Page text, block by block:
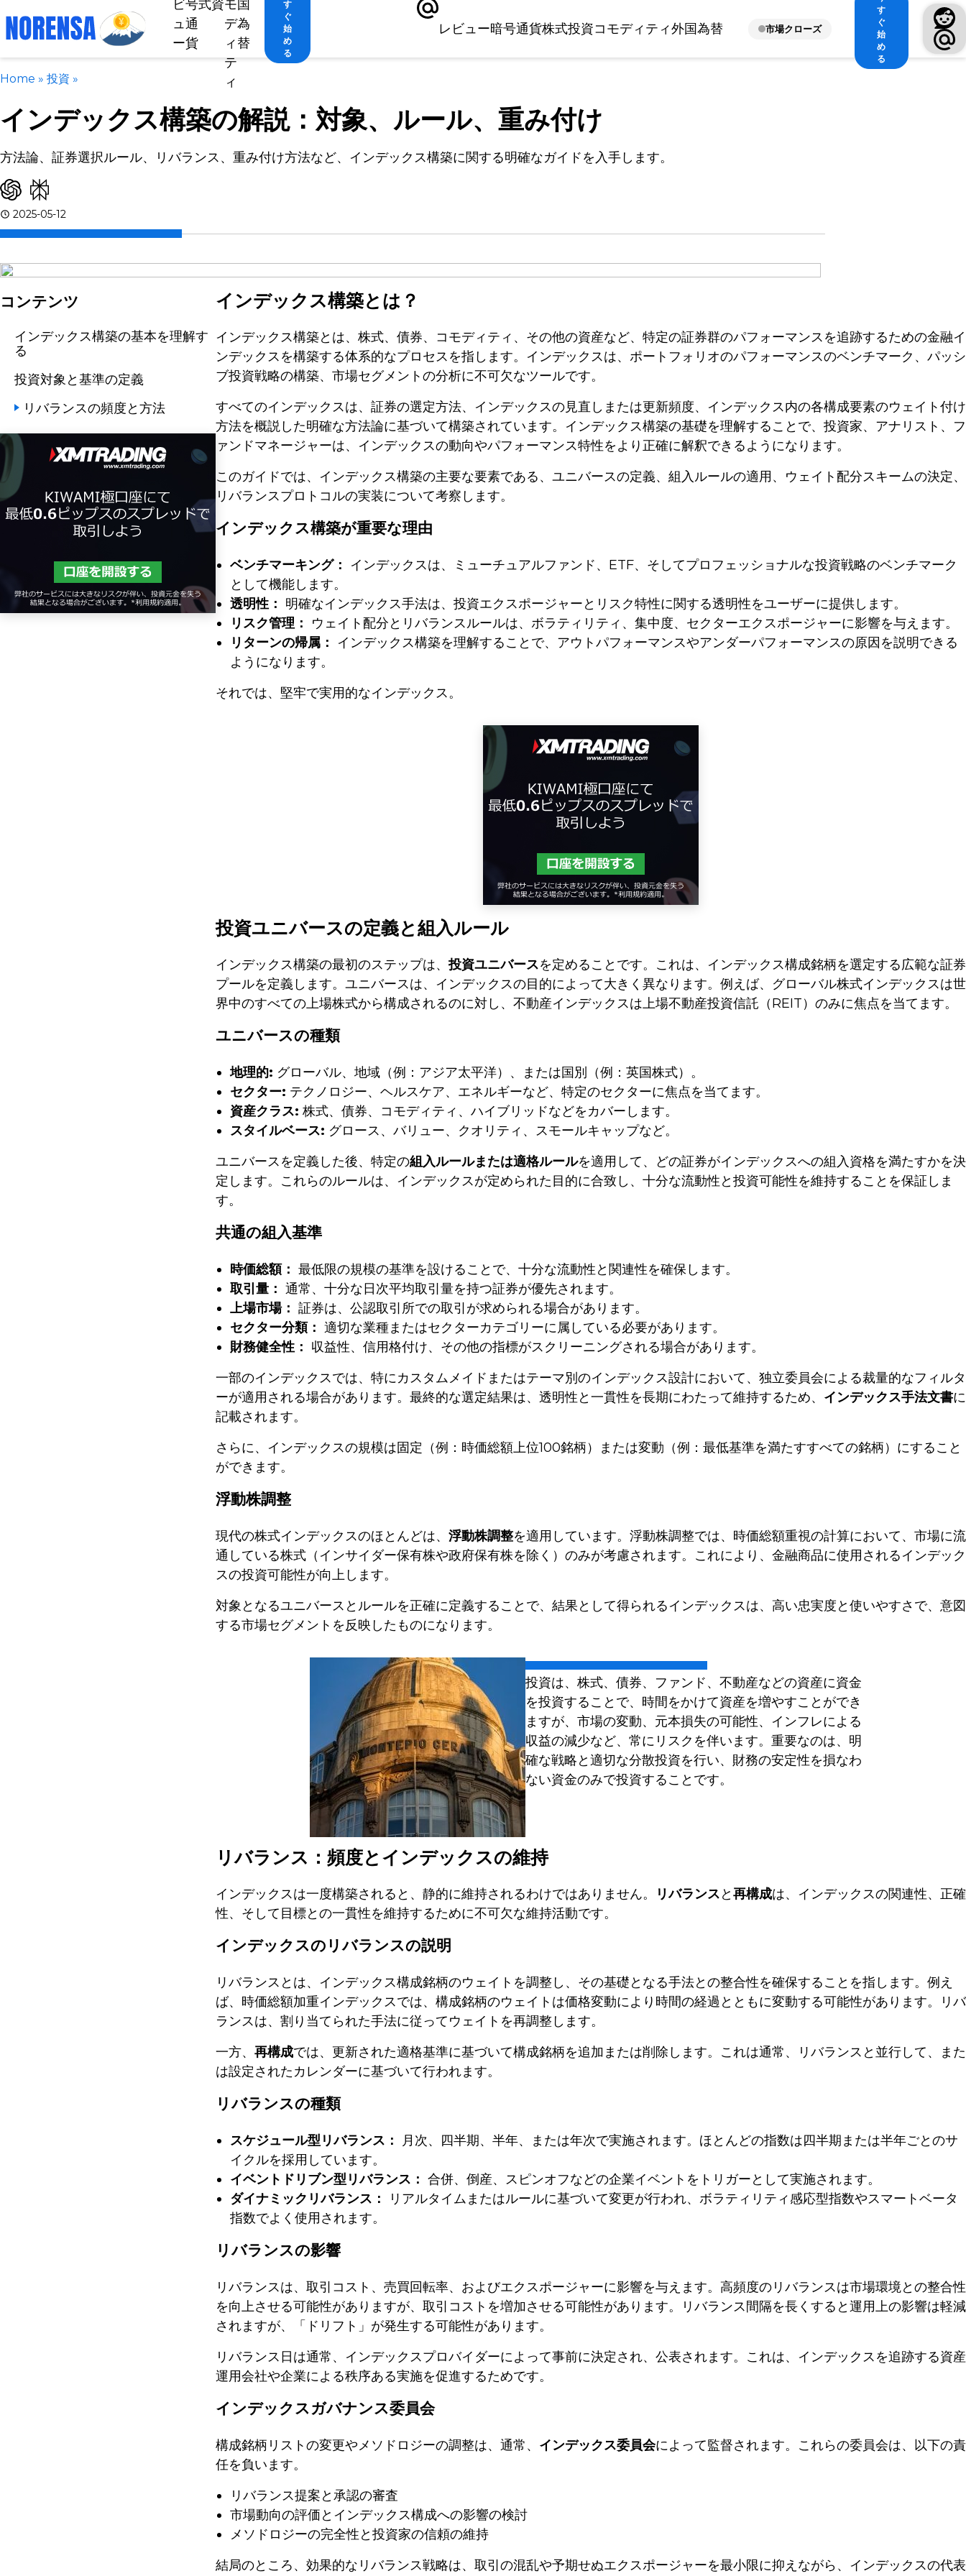
ビ
ュ
ー
号
通
貨
式資モ
デ
ィ
テ
ィ
国
為
替
す
ぐ
始
め
る
レビュー暗号通貨株式投資コモディティ外国為替 市場クローズ
す
ぐ
始
め
る
Home » 投資 »
インデックス構築の解説：対象、ルール、重み付け
方法論、証券選択ルール、リバランス、重み付け方法など、インデックス構築に関する明確なガイドを入手します。
2025-05-12
コンテンツ
インデックス構築の基本を理解す
る
投資対象と基準の定義
リバランスの頻度と方法
インデックス構築とは？
インデックス構築とは、株式、債券、コモディティ、その他の資産など、特定の証券群のパフォーマンスを追跡するための金融イ
ンデックスを構築する体系的なプロセスを指します。インデックスは、ポートフォリオのパフォーマンスのベンチマーク、パッシ
ブ投資戦略の構築、市場セグメントの分析に不可欠なツールです。
すべてのインデックスは、証券の選定方法、インデックスの見直しまたは更新頻度、インデックス内の各構成要素のウェイト付け
方法を概説した明確な方法論に基づいて構築されています。インデックス構築の基礎を理解することで、投資家、アナリスト、フ
ァンドマネージャーは、インデックスの動向やパフォーマンス特性をより正確に解釈できるようになります。
このガイドでは、インデックス構築の主要な要素である、ユニバースの定義、組入ルールの適用、ウェイト配分スキームの決定、
リバランスプロトコルの実装について考察します。
インデックス構築が重要な理由
ベンチマーキング：
インデックスは、ミューチュアルファンド、ETF、そしてプロフェッショナルな投資戦略のベンチマーク
として機能します。
透明性： 明確なインデックス手法は、投資エクスポージャーとリスク特性に関する透明性をユーザーに提供します。
リスク管理：
ウェイト配分とリバランスルールは、ボラティリティ、集中度、セクターエクスポージャーに影響を与えます。
リターンの帰属：
インデックス構築を理解することで、アウトパフォーマンスやアンダーパフォーマンスの原因を説明できる
ようになります。
それでは、堅牢で実用的なインデックス。
投資ユニバースの定義と組入ルール
インデックス構築の最初のステップは、投資ユニバースを定めることです。これは、インデックス構成銘柄を選定する広範な証券
プールを定義します。ユニバースは、インデックスの目的によって大きく異なります。例えば、グローバル株式インデックスは世
界中のすべての上場株式から構成されるのに対し、不動産インデックスは上場不動産投資信託（REIT）のみに焦点を当てます。
ユニバースの種類
地理的: グローバル、地域（例：アジア太平洋）、または国別（例：英国株式）。
セクター: テクノロジー、ヘルスケア、エネルギーなど、特定のセクターに焦点を当てます。
資産クラス: 株式、債券、コモディティ、ハイブリッドなどをカバーします。
スタイルベース: グロース、バリュー、クオリティ、スモールキャップなど。
ユニバースを定義した後、特定の組入ルールまたは適格ルールを適用して、どの証券がインデックスへの組入資格を満たすかを決
定します。これらのルールは、インデックスが定められた目的に合致し、十分な流動性と投資可能性を維持することを保証しま
す。
共通の組入基準
時価総額： 最低限の規模の基準を設けることで、十分な流動性と関連性を確保します。
取引量： 通常、十分な日次平均取引量を持つ証券が優先されます。
上場市場： 証券は、公認取引所での取引が求められる場合があります。
セクター分類： 適切な業種またはセクターカテゴリーに属している必要があります。
財務健全性： 収益性、信用格付け、その他の指標がスクリーニングされる場合があります。
一部のインデックスでは、特にカスタムメイドまたはテーマ別のインデックス設計において、独立委員会による裁量的なフィルタ
ーが適用される場合があります。最終的な選定結果は、透明性と一貫性を長期にわたって維持するため、 インデックス手法文書に
記載されます。
さらに、インデックスの規模は固定（例：時価総額上位100銘柄）または変動（例：最低基準を満たすすべての銘柄）にすること
ができます。
浮動株調整
現代の株式インデックスのほとんどは、 浮動株調整を適用しています。浮動株調整では、時価総額重視の計算において、市場に流
通している株式（インサイダー保有株や政府保有株を除く）のみが考慮されます。これにより、金融商品に使用されるインデック
スの投資可能性が向上します。
対象となるユニバースとルールを正確に定義することで、結果として得られるインデックスは、高い忠実度と使いやすさで、意図
する市場セグメントを反映したものになります。
投資は、株式、債券、ファンド、不動産などの資産に資金
を投資することで、時間をかけて資産を増やすことができ
ますが、市場の変動、元本損失の可能性、インフレによる
収益の減少など、常にリスクを伴います。重要なのは、明
確な戦略と適切な分散投資を行い、財務の安定性を損なわ
ない資金のみで投資することです。
リバランス：頻度とインデックスの維持
インデックスは一度構築されると、静的に維持されるわけではありません。 リバランスと再構成は、インデックスの関連性、正確
性、そして目標との一貫性を維持するために不可欠な維持活動です。
インデックスのリバランスの説明
リバランスとは、インデックス構成銘柄のウェイトを調整し、その基礎となる手法との整合性を確保することを指します。例え
ば、時価総額加重インデックスでは、構成銘柄のウェイトは価格変動により時間の経過とともに変動する可能性があります。リバ
ランスは、割り当てられた手法に従ってウェイトを再調整します。
一方、 再構成では、更新された適格基準に基づいて構成銘柄を追加または削除します。これは通常、リバランスと並行して、また
は設定されたカレンダーに基づいて行われます。
リバランスの種類
スケジュール型リバランス：
月次、四半期、半年、または年次で実施されます。ほとんどの指数は四半期または半年ごとのサ
イクルを採用しています。
イベントドリブン型リバランス： 合併、倒産、スピンオフなどの企業イベントをトリガーとして実施されます。
ダイナミックリバランス：
リアルタイムまたはルールに基づいて変更が行われ、ボラティリティ感応型指数やスマートベータ
指数でよく使用されます。
リバランスの影響
リバランスは、取引コスト、売買回転率、およびエクスポージャーに影響を与えます。高頻度のリバランスは市場環境との整合性
を向上させる可能性がありますが、取引コストを増加させる可能性があります。リバランス間隔を長くすると運用上の影響は軽減
されますが、「ドリフト」が発生する可能性があります。
リバランス日は通常、インデックスプロバイダーによって事前に決定され、公表されます。これは、インデックスを追跡する資産
運用会社や企業による秩序ある実施を促進するためです。
インデックスガバナンス委員会
構成銘柄リストの変更やメソドロジーの調整は、通常、 インデックス委員会によって監督されます。これらの委員会は、以下の責
任を負います。
リバランス提案と承認の審査
市場動向の評価とインデックス構成への影響​​の検討
メソドロジーの完全性と投資家の信頼の維持
結局のところ、効果的なリバランス戦略は、取引の混乱や予期せぬエクスポージャーを最小限に抑えながら、インデックスの代表